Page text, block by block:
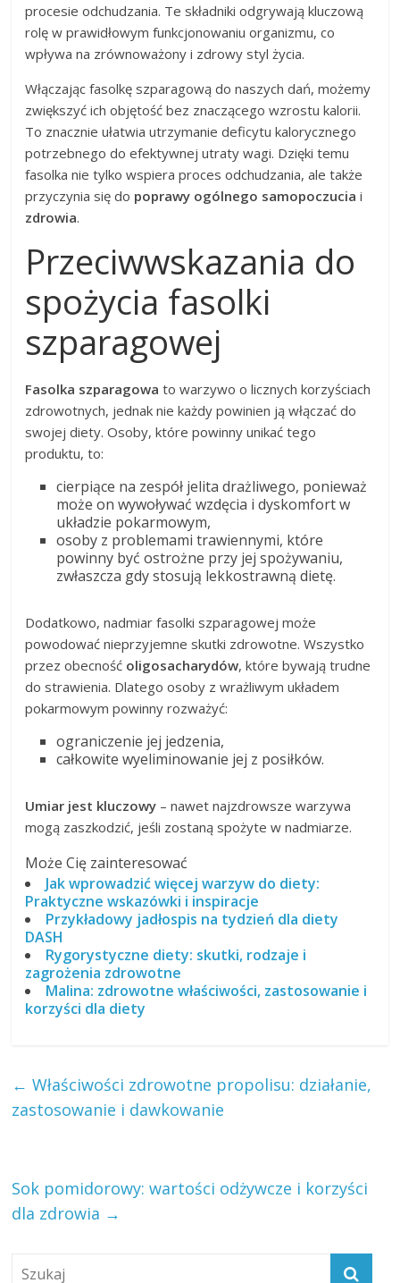
procesie odchudzania. Te składniki odgrywają kluczową
rolę w prawidłowym funkcjonowaniu organizmu, co
wpływa na zrównoważony i zdrowy styl życia.
Włączając fasolkę szparagową do naszych dań, możemy
zwiększyć ich objętość bez znaczącego wzrostu kalorii.
To znacznie ułatwia utrzymanie deficytu kalorycznego
potrzebnego do efektywnej utraty wagi. Dzięki temu
fasolka nie tylko wspiera proces odchudzania, ale także
przyczynia się do poprawy ogólnego samopoczucia i
zdrowia.
Przeciwwskazania do
spożycia fasolki
szparagowej
Fasolka szparagowa to warzywo o licznych korzyściach
zdrowotnych, jednak nie każdy powinien ją włączać do
swojej diety. Osoby, które powinny unikać tego
produktu, to:
cierpiące na zespół jelita drażliwego, ponieważ
może on wywoływać wzdęcia i dyskomfort w
układzie pokarmowym,
osoby z problemami trawiennymi, które
powinny być ostrożne przy jej spożywaniu,
zwłaszcza gdy stosują lekkostrawną dietę.
Dodatkowo, nadmiar fasolki szparagowej może
powodować nieprzyjemne skutki zdrowotne. Wszystko
przez obecność oligosacharydów, które bywają trudne
do strawienia. Dlatego osoby z wrażliwym układem
pokarmowym powinny rozważyć:
ograniczenie jej jedzenia,
całkowite wyeliminowanie jej z posiłków.
Umiar jest kluczowy – nawet najzdrowsze warzywa
mogą zaszkodzić, jeśli zostaną spożyte w nadmiarze.
Może Cię zainteresować
Jak wprowadzić więcej warzyw do diety:
Praktyczne wskazówki i inspiracje
Przykładowy jadłospis na tydzień dla diety
DASH
Rygorystyczne diety: skutki, rodzaje i
zagrożenia zdrowotne
Malina: zdrowotne właściwości, zastosowanie i
korzyści dla diety
← Właściwości zdrowotne propolisu: działanie,
zastosowanie i dawkowanie
Sok pomidorowy: wartości odżywcze i korzyści
dla zdrowia →